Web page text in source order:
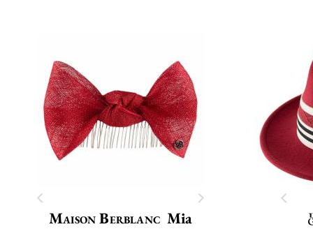
Maison Berblanc Mia